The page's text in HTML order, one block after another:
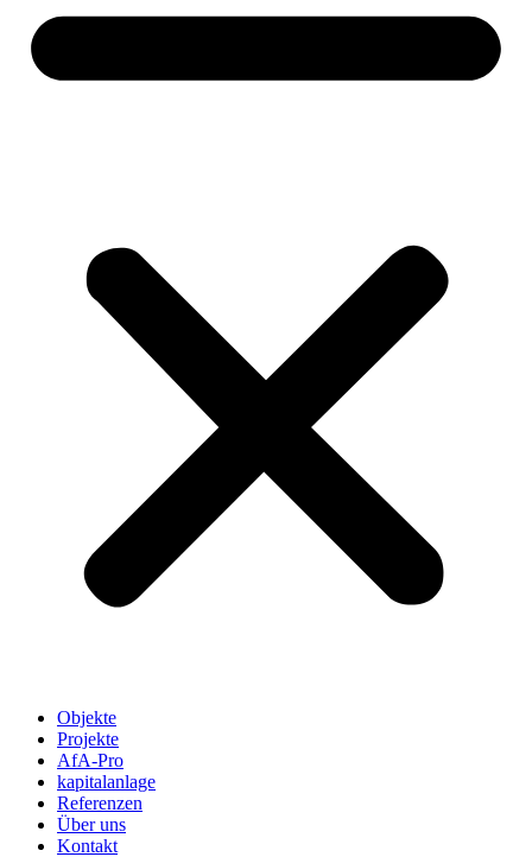
Objekte
Projekte
AfA-Pro
kapitalanlage
Referenzen
Über uns
Kontakt